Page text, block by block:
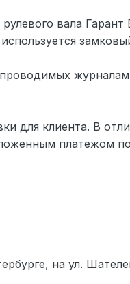
вала
проводимых
для клиента. В
платежом
на ул.